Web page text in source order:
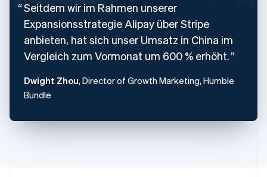
Seitdem wir im Rahmen unserer
Expansionsstrategie Alipay über Stripe
anbieten, hat sich unser Umsatz in China im
Vergleich zum Vormonat um 600 % erhöht.
Dwight Zhou, Director of Growth Marketing, Humble
Bundle
Irland
English
Italien
English
Japan
Kanada
English
EnglishItaliano